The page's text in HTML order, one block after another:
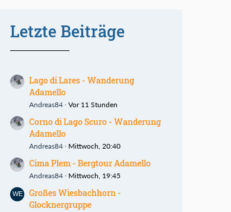
Letzte Beiträge
Lago di Lares - Wanderung
Adamello
Andreas84 Vor 11 Stunden
Corno di Lago Scuro - Wanderung
Adamello
Andreas84 Mittwoch, 20:40
Cima Plem - Bergtour Adamello
Andreas84 Mittwoch, 19:45
Großes Wiesbachhorn -
Glocknergruppe